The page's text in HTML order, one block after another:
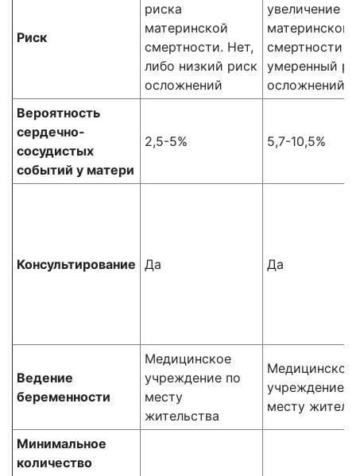
Риск
риска
материнской
смертности. Нет,
либо низкий риск
осложнений
увеличение
материнской
смертности
умеренный
осложнений
Вероятность
сердечно-
сосудистых
событий у матери
2,5-5% 5,7-10,5%
Консультирование Да Да
Ведение
беременности
Медицинское
учреждение по
месту
жительства
Медицинское
учреждение
месту
Минимальное
количество